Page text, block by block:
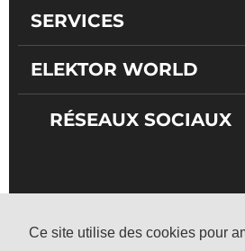
Ce site utilise des cookies pour
SERVICES
ELEKTOR WORLD
RÉSEAUX SOCIAUX